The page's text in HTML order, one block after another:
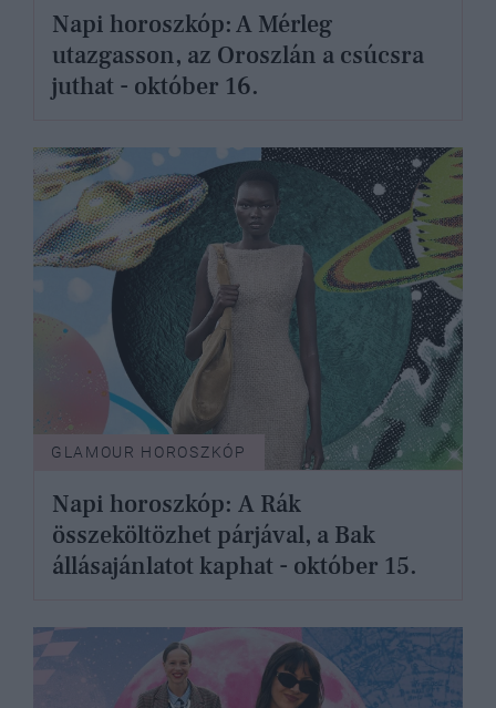
Napi horoszkóp: A Mérleg
utazgasson, az Oroszlán a csúcsra
juthat - október 16.
GLAMOUR HOROSZKÓP
Napi horoszkóp: A Rák
összeköltözhet párjával, a Bak
állásajánlatot kaphat - október 15.